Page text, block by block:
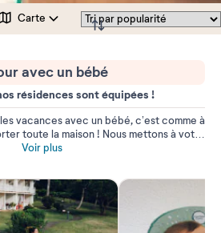
Carte
avec un bébé
résidences sont équipées !
vacances avec un bébé, c’est comme à
toute la maison ! Nous mettons à votre
encombrant et nécessaire au bon séjour
Voir plus